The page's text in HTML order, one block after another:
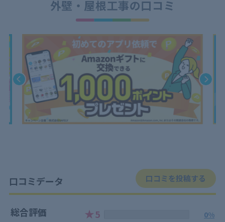
外壁・屋根工事の口コミ
口コミデータ 口コミを投稿する
総合評価 ★5 0%